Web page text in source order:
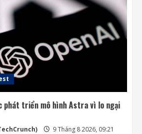
phát triển mô hình Astra vì lo ngại
9 Tháng 8 2026, 09:21